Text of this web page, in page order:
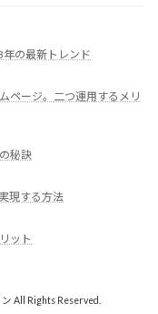
年の最新トレンド
ページ。二つ運用するメリ
秘訣
現する方法
ット
All Rights Reserved.